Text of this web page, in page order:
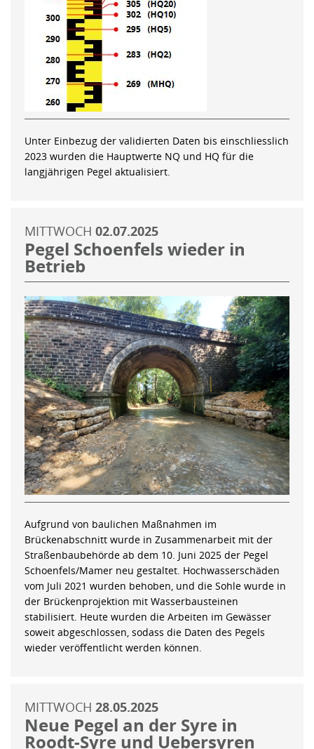
Unter Einbezug der validierten Daten bis einschliesslich
2023 wurden die Hauptwerte NQ und HQ für die
langjährigen Pegel aktualisiert.
MITTWOCH 02.07.2025
Pegel Schoenfels wieder in
Betrieb
Aufgrund von baulichen Maßnahmen im
Brückenabschnitt wurde in Zusammenarbeit mit der
Straßenbaubehörde ab dem 10. Juni 2025 der Pegel
Schoenfels/Mamer neu gestaltet. Hochwasserschäden
vom Juli 2021 wurden behoben, und die Sohle wurde in
der Brückenprojektion mit Wasserbausteinen
stabilisiert. Heute wurden die Arbeiten im Gewässer
soweit abgeschlossen, sodass die Daten des Pegels
wieder veröffentlicht werden können.
MITTWOCH 28.05.2025
Neue Pegel an der Syre in
Roodt-Syre und Uebersyren